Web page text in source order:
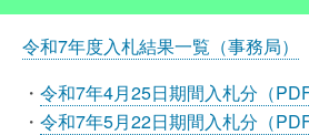
令和7年度入札結果一覧（事務局）
・ 令和7年4月25日期間入札分（
・ 令和7年5月22日期間入札分（